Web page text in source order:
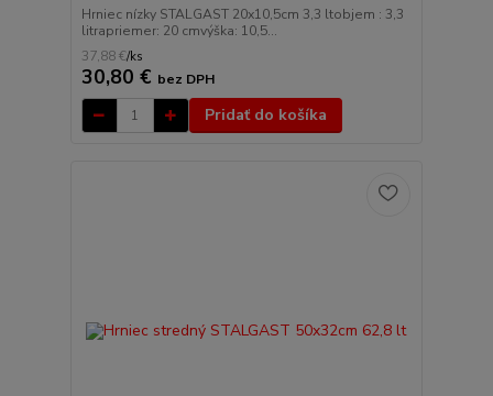
Hrniec nízky STALGAST 20x10,5cm 3,3 ltobjem : 3,3
litrapriemer: 20 cmvýška: 10,5...
37,88 €/ks
30,80 € bez DPH
Pridať do košíka